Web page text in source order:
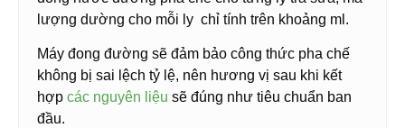
lượng dường cho mỗi ly chỉ tính trên khoảng ml.
Máy đong đường sẽ đảm bảo công thức pha chế
không bị sai lệch tỷ lệ, nên hương vị sau khi kết
hợp các nguyên liệu sẽ đúng như tiêu chuẩn ban
đầu.